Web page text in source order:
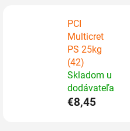
PCI
Multicret
PS 25kg
(42)
Skladom u
dodávateľa
€8,45